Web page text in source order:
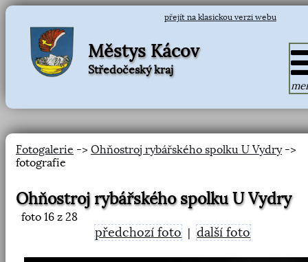
přejít na klasickou verzi webu
Městys Kácov
Středočeský kraj
Fotogalerie -> Ohňostroj rybářského spolku U Vydry->
fotografie
Ohňostroj rybářského spolku U Vydry
foto 16 z 28
předchozí foto |další foto